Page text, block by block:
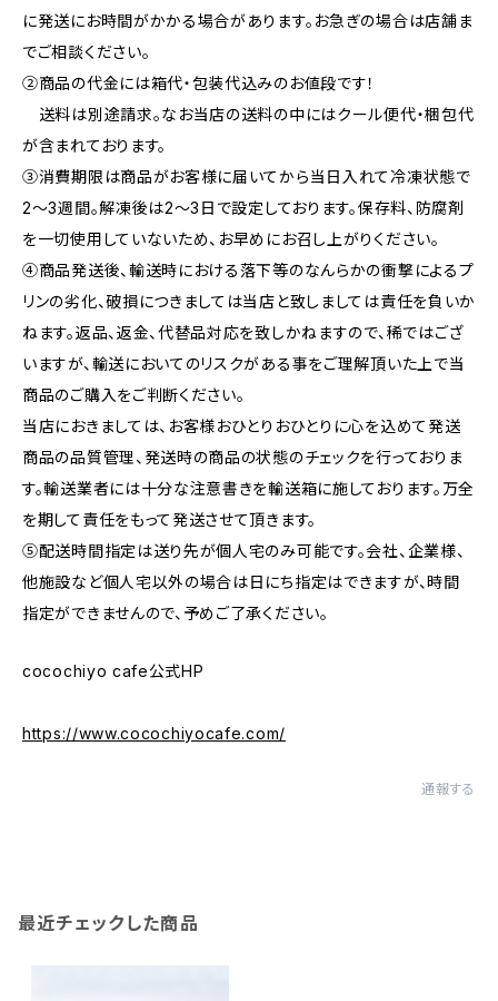
に発送にお時間がかかる場合があります。お急ぎの場合は店舗ま
でご相談ください。
②商品の代金には箱代・包装代込みのお値段です！
送料は別途請求。なお当店の送料の中にはクール便代・梱包代
が含まれております。
③消費期限は商品がお客様に届いてから当日入れて冷凍状態で
2〜3週間。解凍後は2〜3日で設定しております。保存料、防腐剤
を一切使用していないため、お早めにお召し上がりください。
④商品発送後、輸送時における落下等のなんらかの衝撃によるプ
リンの劣化、破損につきましては当店と致しましては責任を負いか
ねます。返品、返金、代替品対応を致しかねますので、稀ではござ
いますが、輸送においてのリスクがある事をご理解頂いた上で当
商品のご購入をご判断ください。
当店におきましては、お客様おひとりおひとりに心を込めて発送
商品の品質管理、発送時の商品の状態のチェックを行っておりま
す。輸送業者には十分な注意書きを輸送箱に施しております。万全
を期して責任をもって発送させて頂きます。
⑤配送時間指定は送り先が個人宅のみ可能です。会社、企業様、
他施設など個人宅以外の場合は日にち指定はできますが、時間
指定ができませんので、予めご了承ください。
cocochiyo cafe公式HP
https://www.cocochiyocafe.com/
通報する
最近チェックした商品